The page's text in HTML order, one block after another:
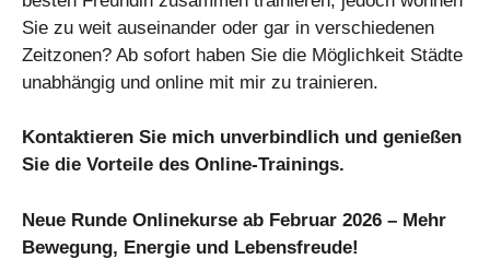
Sie zu weit auseinander oder gar in verschiedenen
Zeitzonen? Ab sofort haben Sie die Möglichkeit Städte
unabhängig und online mit mir zu trainieren.
Kontaktieren Sie mich unverbindlich und genießen
Sie die Vorteile des Online-Trainings.
Neue Runde Onlinekurse ab Februar 2026 – Mehr
Bewegung, Energie und Lebensfreude!